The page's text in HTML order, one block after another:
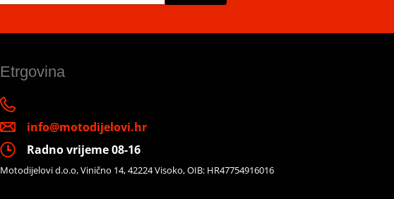
Etrgovina
info@motodijelovi.hr
Radno vrijeme 08-16
Motodijelovi d.o.o, Vinično 14, 42224 Visoko, OIB: HR47754916016